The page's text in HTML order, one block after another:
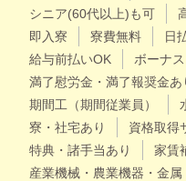
シニア(60代以上)も可
即入寮
寮費無料 日
給与前払いOK
ボーナ
満了慰労金・満了報奨金あ
期間工（期間従業員）
寮・社宅あり
資格取得
特典・諸手当あり
家賃
産業機械・農業機器・金属